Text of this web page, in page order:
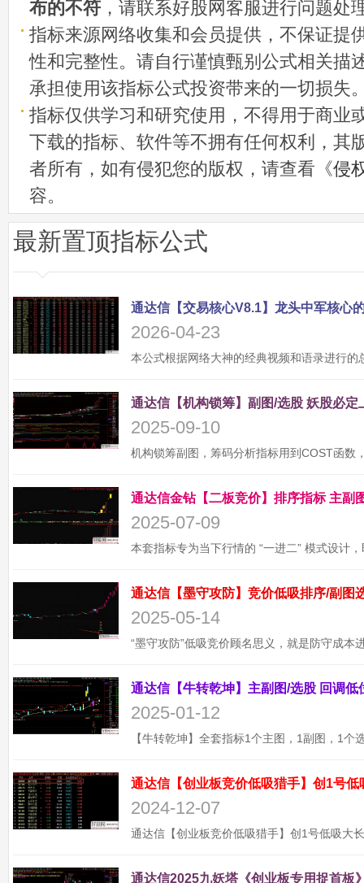
布的不符 ，请联系好股网客服进行问题处
指标来源网络收集和会员提供，不保证提
性和完整性。请自行谨慎甄别公式相关描
承担使用该指标公式投资带来的一切损失
指标仅供学习和研究使用，不得用于商业
下载的指标、软件等不拥有任何权利，其
者所有，如有侵犯您的版权，请查看《侵
容。
最新置顶指标公式
2026-04-23
2025-09-10
2025-07-09
2025-05-14
2025-01-12
通达信【创业板竞价低吸猎手】创1号
2024-12-07
通达信2025九妖塔《创业板专用捉首板